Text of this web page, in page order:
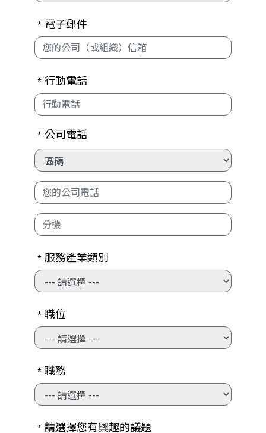
* 電子郵件
* 行動電話
* 公司電話
* 服務產業類別
* 職位
* 職務
* 請選擇您有興趣的議題